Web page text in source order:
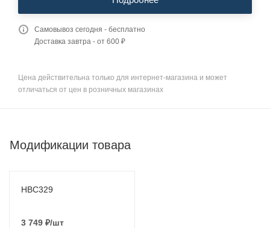
Самовывоз сегодня - бесплатно
Доставка завтра - от 600 ₽
Цена действительна только для интернет-магазина и может
отличаться от цен в розничных магазинах
Модификации товара
HBC329
3 749 ₽/шт